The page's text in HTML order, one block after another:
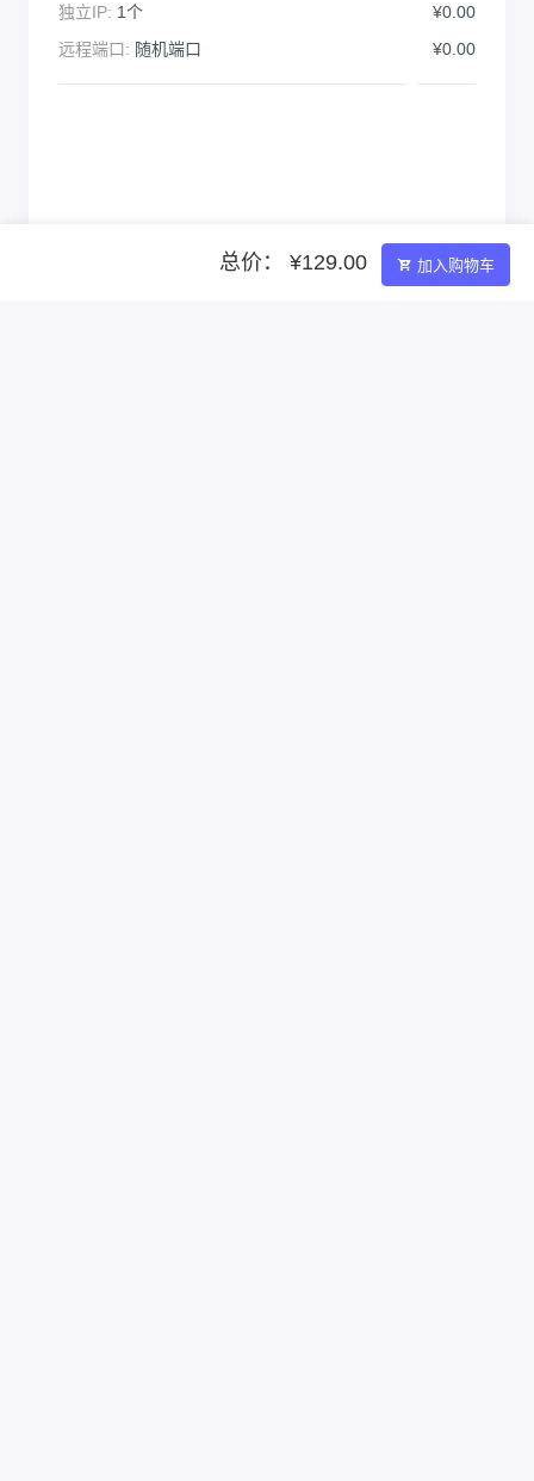
独立IP: 1个
¥0.00
远程端口: 随机端口 ¥0.00
总价： ¥129.00 加入购物车